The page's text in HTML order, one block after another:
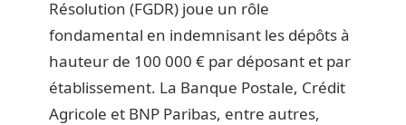
Résolution (FGDR) joue un rôle
fondamental en indemnisant les dépôts à
hauteur de 100 000 € par déposant et par
établissement. La Banque Postale, Crédit
Agricole et BNP Paribas, entre autres,